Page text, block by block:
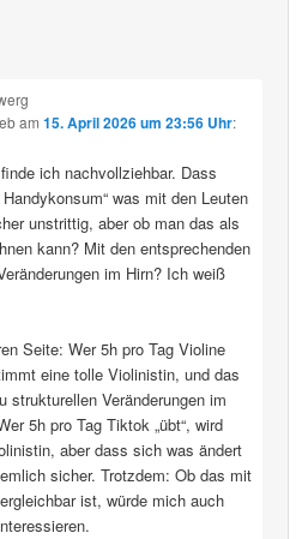
am 15. April 2026 um 23:56 Uhr:
ich nachvollziehbar. Dass
Handykonsum“ was mit den Leuten
unstrittig, aber ob man das als
kann? Mit den entsprechenden
im Hirn? Ich weiß
Seite: Wer 5h pro Tag Violine
eine tolle Violinistin, und das
strukturellen Veränderungen im
5h pro Tag Tiktok „übt“, wird
aber dass sich was ändert
sicher. Trotzdem: Ob das mit
ist, würde mich auch